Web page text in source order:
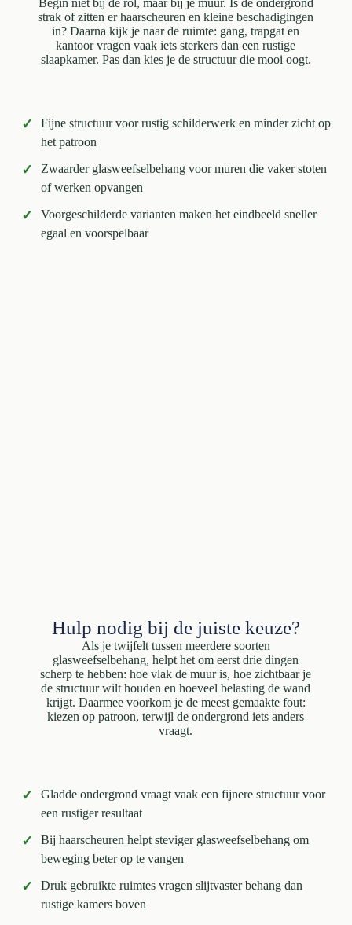
Begin niet bij de rol, maar bij je muur. Is de ondergrond
strak of zitten er haarscheuren en kleine beschadigingen
in? Daarna kijk je naar de ruimte: gang, trapgat en
kantoor vragen vaak iets sterkers dan een rustige
slaapkamer. Pas dan kies je de structuur die mooi oogt.
✓
Fijne structuur voor rustig schilderwerk en minder zicht op
het patroon
✓
Zwaarder glasweefselbehang voor muren die vaker stoten
of werken opvangen
✓
Voorgeschilderde varianten maken het eindbeeld sneller
egaal en voorspelbaar
Hulp nodig bij de juiste keuze?
Als je twijfelt tussen meerdere soorten
glasweefselbehang, helpt het om eerst drie dingen
scherp te hebben: hoe vlak de muur is, hoe zichtbaar je
de structuur wilt houden en hoeveel belasting de wand
krijgt. Daarmee voorkom je de meest gemaakte fout:
kiezen op patroon, terwijl de ondergrond iets anders
vraagt.
✓
Gladde ondergrond vraagt vaak een fijnere structuur voor
een rustiger resultaat
✓
Bij haarscheuren helpt steviger glasweefselbehang om
beweging beter op te vangen
✓
Druk gebruikte ruimtes vragen slijtvaster behang dan
rustige kamers boven